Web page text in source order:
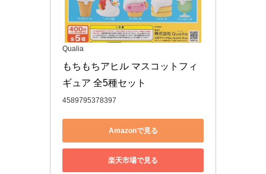
Qualia
もちもちアヒル マスコットフィ
ギュア 全5種セット
4589795378397
Amazonで見る
楽天市場で見る